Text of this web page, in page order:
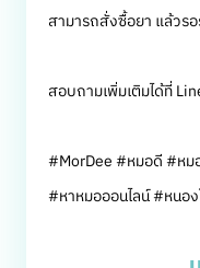
สามารถสั่งซื้อยา แล้วร
สอบถามเพิ่มเติมได้ที่
#MorDee #หมอดี #หม
#หาหมอออนไลน์ #หนอง